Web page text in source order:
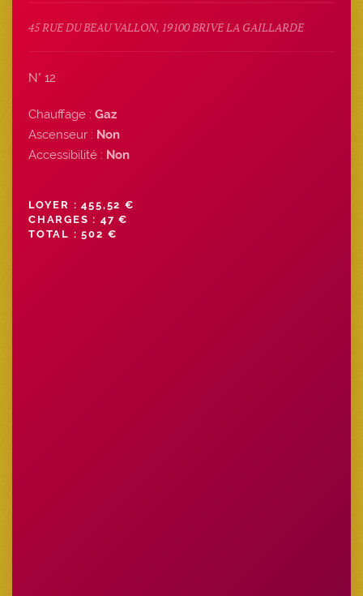
45 RUE DU BEAU VALLON, 19100 BRIVE LA GAILLARDE
N° 12
Chauffage : Gaz
Ascenseur : Non
Accessibilité : Non
LOYER : 455,52 €
CHARGES : 47 €
TOTAL : 502 €